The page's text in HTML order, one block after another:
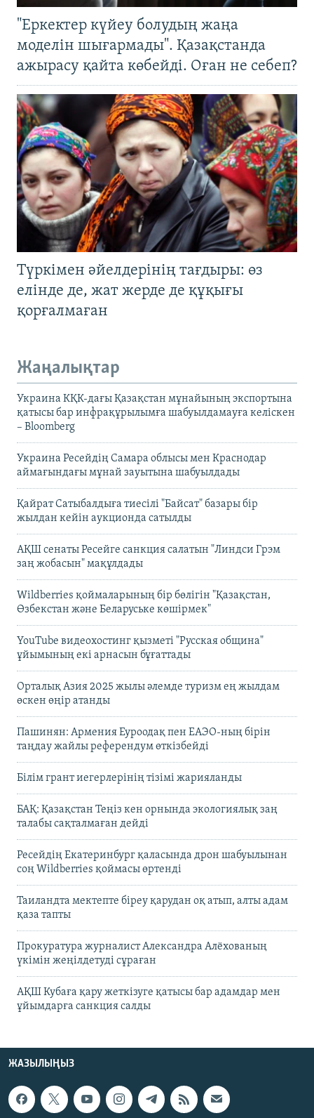
"Еркектер күйеу болудың жаңа
моделін шығармады". Қазақстанда
ажырасу қайта көбейді. Оған не себеп?
Түркімен әйелдерінің тағдыры: өз
елінде де, жат жерде де құқығы
қорғалмаған
Жаңалықтар
Украина КҚК-дағы Қазақстан мұнайының экспортына
қатысы бар инфрақұрылымға шабуылдамауға келіскен
– Bloomberg
Украина Ресейдің Самара облысы мен Краснодар
аймағындағы мұнай зауытына шабуылдады
Қайрат Сатыбалдыға тиесілі "Байсат" базары бір
жылдан кейін аукционда сатылды
АҚШ сенаты Ресейге санкция салатын "Линдси Грэм
заң жобасын" мақұлдады
Wildberries қоймаларының бір бөлігін "Қазақстан,
Өзбекстан және Беларуське көшірмек"
YouTube видеохостинг қызметі "Русская община"
ұйымының екі арнасын бұғаттады
Орталық Азия 2025 жылы әлемде туризм ең жылдам
өскен өңір атанды
Пашинян: Армения Еуроодақ пен ЕАЭО-ның бірін
таңдау жайлы референдум өткізбейді
Білім грант иегерлерінің тізімі жарияланды
БАҚ: Қазақстан Теңіз кен орнында экологиялық заң
талабы сақталмаған дейді
Ресейдің Екатеринбург қаласында дрон шабуылынан
соң Wildberries қоймасы өртенді
Таиландта мектепте біреу қарудан оқ атып, алты адам
қаза тапты
Прокуратура журналист Александра Алёхованың
үкімін жеңілдетуді сұраған
АҚШ Кубаға қару жеткізуге қатысы бар адамдар мен
ұйымдарға санкция салды
ЖАЗЫЛЫҢЫЗ